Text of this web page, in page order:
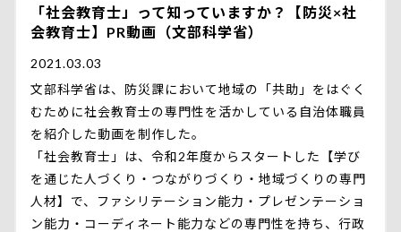
「社会教育士」って知っていますか？【防災×社
会教育士】PR動画（文部科学省）
2021.03.03
文部科学省は、防災課において地域の「共助」をはぐく
むために社会教育士の専門性を活かしている自治体職員
を紹介した動画を制作した。
「社会教育士」は、令和2年度からスタートした【学び
を通じた人づくり・つながりづくり・地域づくりの専門
人材】で、ファシリテーション能力・プレゼンテーショ
ン能力・コーディネート能力などの専門性を持ち、行政